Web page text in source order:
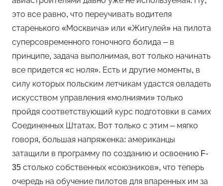
это все равно, что переучивать водителя
старенького «Москвича» или «Жигулей» на пилота
суперсовременного гоночного болида – в
принципе, задача выполнимая, вот только начинать
все придется «с ноля». Есть и другие моменты, в
силу которых польским летчикам удастся овладеть
искусством управления «молниями» только
пройдя соответствующий курс подготовки в самих
Соединенных Штатах. Вот только с этим – мягко
говоря, большая напряженка: американцы
затащили в программу по созданию и освоению F-
35 столько собственных «союзников», что теперь
очередь на обучение пилотов для впаренных им за